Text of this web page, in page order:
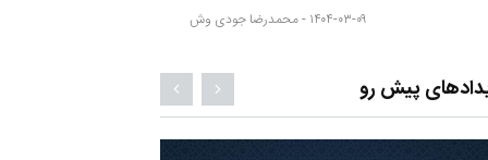
۱۴۰۴-۰۳-۰۹ - محمدرضا جودی وش
پیش رو